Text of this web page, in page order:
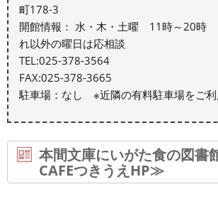
町178-3
開館情報： 水・木・土曜 11時～20
れ以外の曜日は応相談
TEL:025-378-3564
FAX:025-378-3665
駐車場：なし ※近隣の有料駐車場をご利
本間文庫にいがた食の図書
CAFEつきうえHP≫